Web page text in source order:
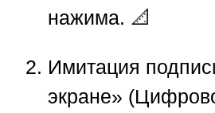
нажима. 📐
Имитация
экране»